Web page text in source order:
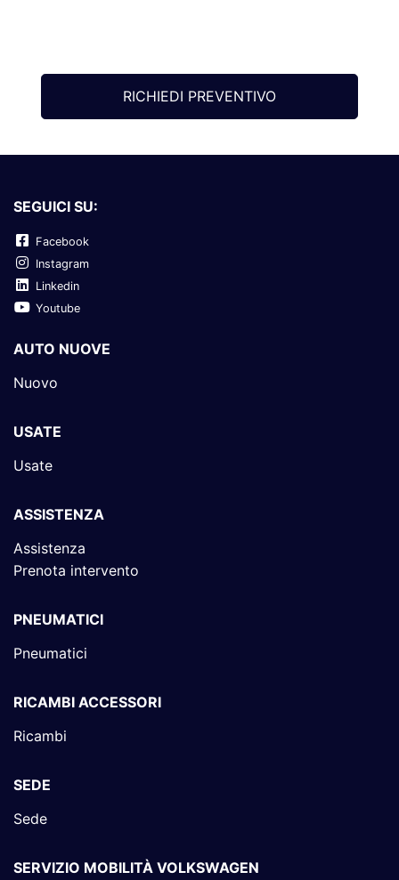
RICHIEDI PREVENTIVO
SEGUICI SU:
Facebook
Instagram
Linkedin
Youtube
AUTO NUOVE
Nuovo
USATE
Usate
ASSISTENZA
Assistenza
Prenota intervento
PNEUMATICI
Pneumatici
RICAMBI ACCESSORI
Ricambi
SEDE
Sede
SERVIZIO MOBILITÀ VOLKSWAGEN